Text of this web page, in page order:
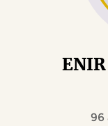
96